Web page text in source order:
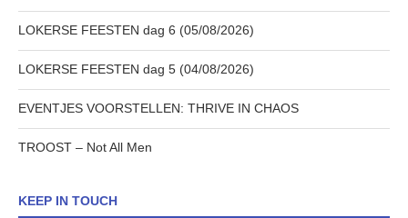
LOKERSE FEESTEN dag 6 (05/08/2026)
LOKERSE FEESTEN dag 5 (04/08/2026)
EVENTJES VOORSTELLEN: THRIVE IN CHAOS
TROOST – Not All Men
KEEP IN TOUCH